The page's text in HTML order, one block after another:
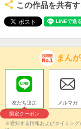
この作品を共有
まん
友だち追加
限定クーポン
メルマガ
※通知する情報およびタイミン